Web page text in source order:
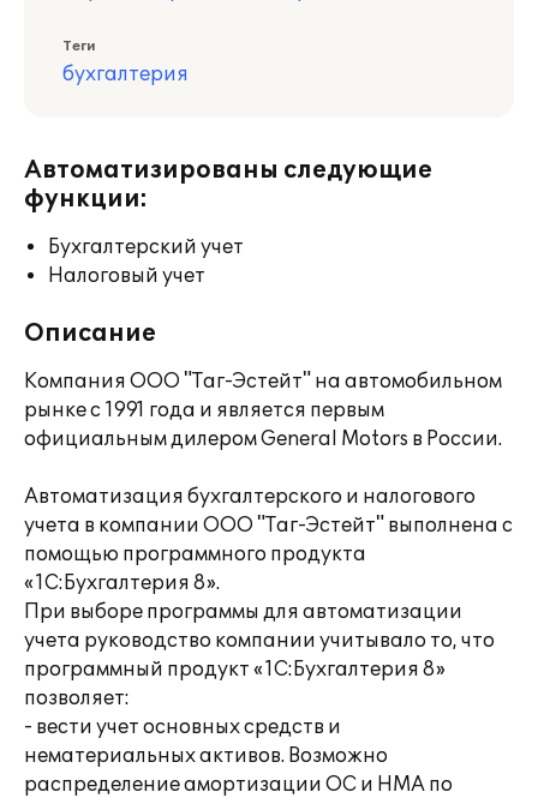
Теги
бухгалтерия
Автоматизированы следующие
функции:
Бухгалтерский учет
Налоговый учет
Описание
Компания ООО "Таг-Эстейт" на автомобильном
рынке с 1991 года и является первым
официальным дилером General Motors в России.
Автоматизация бухгалтерского и налогового
учета в компании ООО "Таг-Эстейт" выполнена с
помощью программного продукта
«1С:Бухгалтерия 8».
При выборе программы для автоматизации
учета руководство компании учитывало то, что
программный продукт «1С:Бухгалтерия 8»
позволяет:
- вести учет основных средств и
нематериальных активов. Возможно
распределение амортизации ОС и НМА по